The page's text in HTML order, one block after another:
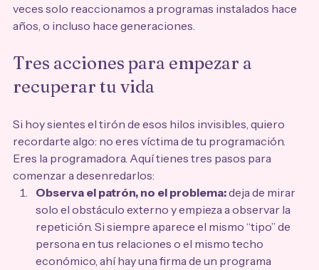
veces solo reaccionamos a programas instalados hace
años, o incluso hace generaciones.
Tres acciones para empezar a
recuperar tu vida
Si hoy sientes el tirón de esos hilos invisibles, quiero
recordarte algo: no eres víctima de tu programación.
Eres la programadora. Aquí tienes tres pasos para
comenzar a desenredarlos:
Observa el patrón, no el problema: deja de mirar
solo el obstáculo externo y empieza a observar la
repetición. Si siempre aparece el mismo “tipo” de
persona en tus relaciones o el mismo techo
económico, ahí hay una firma de un programa